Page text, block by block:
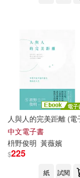
人與人的完美距離 (電
中文電子書
枡野俊明 黃薇嬪
$225
紙 試閱